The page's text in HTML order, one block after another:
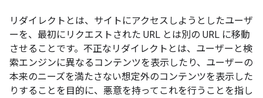
リダイレクトとは、サイトにアクセスしようとしたユーザ
ーを、最初にリクエストされた URL とは別の URL に移動
させることです。不正なリダイレクトとは、ユーザーと検
索エンジンに異なるコンテンツを表示したり、ユーザーの
本来のニーズを満たさない想定外のコンテンツを表示した
りすることを目的に、悪意を持ってこれを行うことを指し